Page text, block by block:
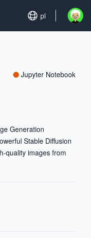
Set language
pl Open
Jupyter Notebook
Generation
Stable Diffusion
quality images from